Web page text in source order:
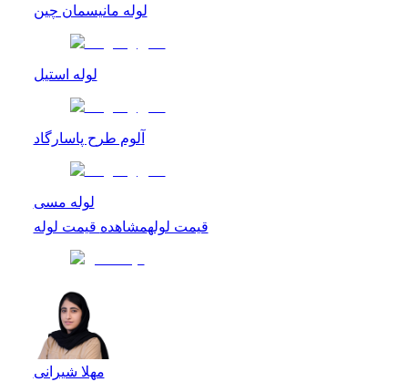
لوله مانیسمان چین
لوله استیل
آلوم طرح پاسارگاد
لوله مسی
قیمت لولهمشاهده قیمت لوله
مهلا شیرانی